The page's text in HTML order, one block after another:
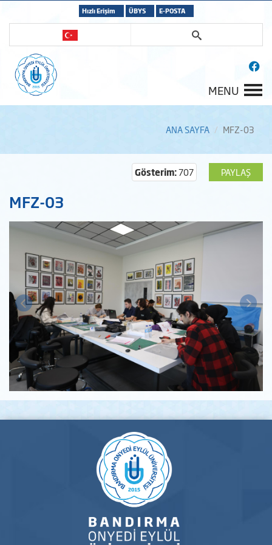
Hızlı Erişim ÜBYS E-POSTA
MENU
ANA SAYFA MFZ-03
PAYLAŞ
Gösterim:707
MFZ-03